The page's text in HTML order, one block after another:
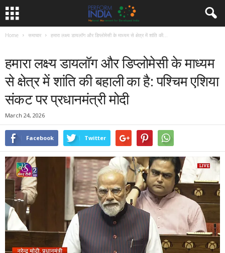
Home समाचार हमारा लक्ष्य डायलॉग और डिप्लोमेसी के माध्यम से क्षेत्र में शांति की...
हमारा लक्ष्य डायलॉग और डिप्लोमेसी के माध्यम
से क्षेत्र में शांति की बहाली का है: पश्चिम एशिया
संकट पर प्रधानमंत्री मोदी
March 24, 2026
Facebook Twitter